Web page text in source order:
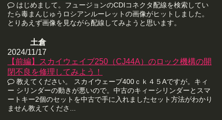
はじめまして。フュージョンのCDIコネクタ配線を検索してい
たら毒まんじゅうロシアンルーレットの画像がヒットしました。
とりあえず画像を見ながら配線してみようと思います。
土倉
2024/11/17
【前編】スカイウェイブ250（CJ44A）のロック機構の開
閉不良を修理してみよう！
教えてください。 スカイウェーブ400ｃｋ４５Aですが。キィ
ー シリンダーの動きが悪いので。中古のキィーシリンダーとスマ
ートキー2個のセットを中古で手に入れましたセット方法がわかり
ません教えてくださ...